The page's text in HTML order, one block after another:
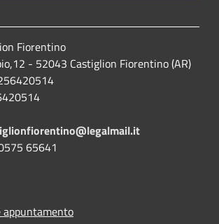
Fiorentino
- 52043 Castiglion Fiorentino (AR)
65641
appuntamento